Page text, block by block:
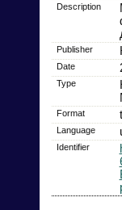
Description
Publisher
Date
Type
Format
Language
Identifier